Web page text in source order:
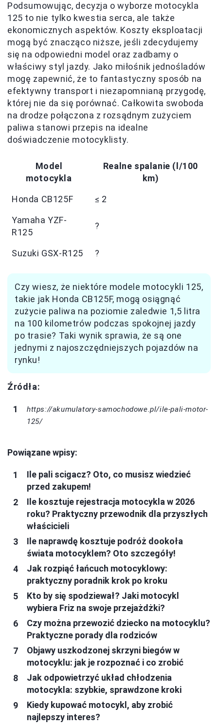
Podsumowując, decyzja o wyborze motocykla
125 to nie tylko kwestia serca, ale także
ekonomicznych aspektów. Koszty eksploatacji
mogą być znacząco niższe, jeśli zdecydujemy
się na odpowiedni model oraz zadbamy o
właściwy styl jazdy. Jako miłośnik jednośladów
mogę zapewnić, że to fantastyczny sposób na
efektywny transport i niezapomnianą przygodę,
której nie da się porównać. Całkowita swoboda
na drodze połączona z rozsądnym zużyciem
paliwa stanowi przepis na idealne
doświadczenie motocyklisty.
Model
motocykla
Realne spalanie (l/100
km)
Honda CB125F ≤ 2
Yamaha YZF-
R125
?
Suzuki GSX-R125 ?
Czy wiesz, że niektóre modele motocykli 125,
takie jak Honda CB125F, mogą osiągnąć
zużycie paliwa na poziomie zaledwie 1,5 litra
na 100 kilometrów podczas spokojnej jazdy
po trasie? Taki wynik sprawia, że są one
jednymi z najoszczędniejszych pojazdów na
rynku!
Źródła:
https://akumulatory-samochodowe.pl/ile-pali-motor-
125/
Powiązane wpisy:
Ile pali scigacz? Oto, co musisz wiedzieć
przed zakupem!
Ile kosztuje rejestracja motocykla w 2026
roku? Praktyczny przewodnik dla przyszłych
właścicieli
Ile naprawdę kosztuje podróż dookoła
świata motocyklem? Oto szczegóły!
Jak rozpiąć łańcuch motocyklowy:
praktyczny poradnik krok po kroku
Kto by się spodziewał? Jaki motocykl
wybiera Friz na swoje przejażdżki?
Czy można przewozić dziecko na motocyklu?
Praktyczne porady dla rodziców
Objawy uszkodzonej skrzyni biegów w
motocyklu: jak je rozpoznać i co zrobić
Jak odpowietrzyć układ chłodzenia
motocykla: szybkie, sprawdzone kroki
Kiedy kupować motocykl, aby zrobić
najlepszy interes?